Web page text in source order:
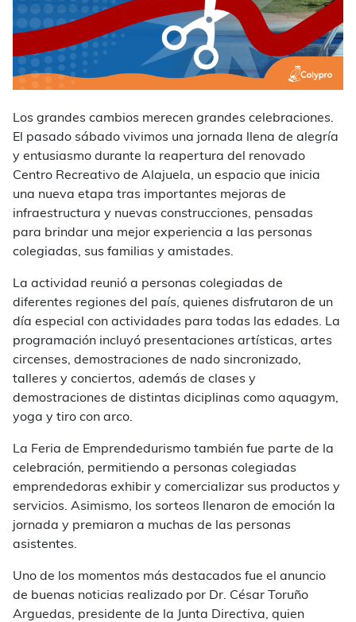
Los grandes cambios merecen grandes celebraciones.
El pasado sábado vivimos una jornada llena de alegría
y entusiasmo durante la reapertura del renovado
Centro Recreativo de Alajuela, un espacio que inicia
una nueva etapa tras importantes mejoras de
infraestructura y nuevas construcciones, pensadas
para brindar una mejor experiencia a las personas
colegiadas, sus familias y amistades.
La actividad reunió a personas colegiadas de
diferentes regiones del país, quienes disfrutaron de un
día especial con actividades para todas las edades. La
programación incluyó presentaciones artísticas, artes
circenses, demostraciones de nado sincronizado,
talleres y conciertos, además de clases y
demostraciones de distintas diciplinas como aquagym,
yoga y tiro con arco.
La Feria de Emprendedurismo también fue parte de la
celebración, permitiendo a personas colegiadas
emprendedoras exhibir y comercializar sus productos y
servicios. Asimismo, los sorteos llenaron de emoción la
jornada y premiaron a muchas de las personas
asistentes.
Uno de los momentos más destacados fue el anuncio
de buenas noticias realizado por Dr. César Toruño
Arguedas, presidente de la Junta Directiva, quien